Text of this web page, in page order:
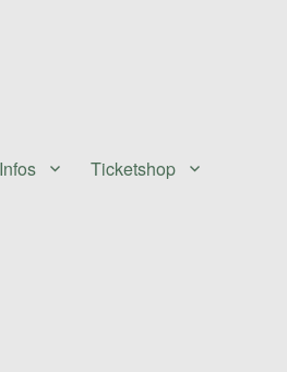
Infos Ticketshop